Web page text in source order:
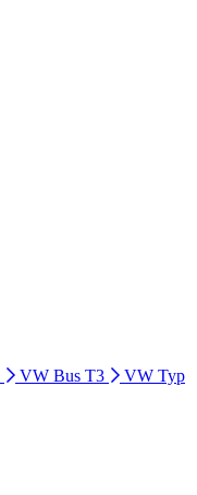
VW Bus T3
VW Typ